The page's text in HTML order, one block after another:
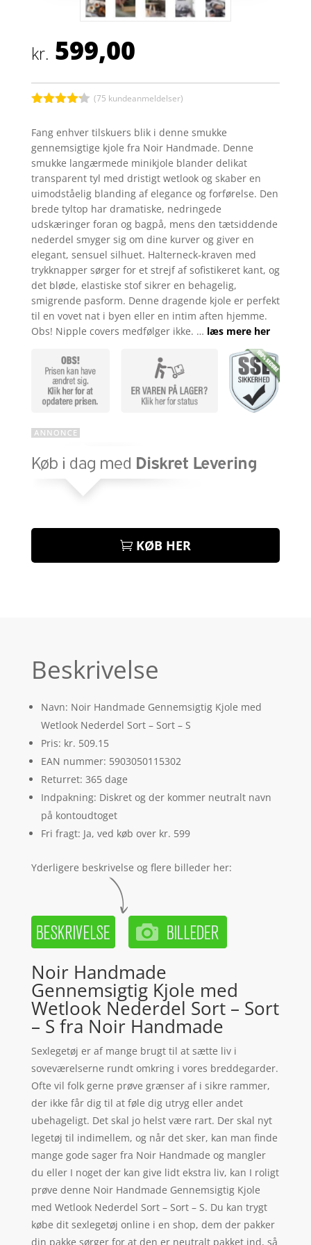
kr. 599,00
ud af 5
baseret
på
kundebedø
mmelser
(75 kundeanmeldelser)
Fang enhver tilskuers blik i denne smukke
gennemsigtige kjole fra Noir Handmade. Denne
smukke langærmede minikjole blander delikat
transparent tyl med dristigt wetlook og skaber en
uimodståelig blanding af elegance og forførelse. Den
brede tyltop har dramatiske, nedringede
udskæringer foran og bagpå, mens den tætsiddende
nederdel smyger sig om dine kurver og giver en
elegant, sensuel silhuet. Halterneck-kraven med
trykknapper sørger for et strejf af sofistikeret kant, og
det bløde, elastiske stof sikrer en behagelig,
smigrende pasform. Denne dragende kjole er perfekt
til en vovet nat i byen eller en intim aften hjemme.
Obs! Nipple covers medfølger ikke. … læs mere her
KØB HER
Beskrivelse
Navn: Noir Handmade Gennemsigtig Kjole med
Wetlook Nederdel Sort – Sort – S
Pris: kr. 509.15
EAN nummer: 5903050115302
Returret: 365 dage
Indpakning: Diskret og der kommer neutralt navn
på kontoudtoget
Fri fragt: Ja, ved køb over kr. 599
Yderligere beskrivelse og flere billeder her:
Noir Handmade
Gennemsigtig Kjole med
Wetlook Nederdel Sort – Sort
– S fra Noir Handmade
Sexlegetøj er af mange brugt til at sætte liv i
soveværelserne rundt omkring i vores breddegarder.
Ofte vil folk gerne prøve grænser af i sikre rammer,
der ikke får dig til at føle dig utryg eller andet
ubehageligt. Det skal jo helst være rart. Der skal nyt
legetøj til indimellem, og når det sker, kan man finde
mange gode sager fra Noir Handmade og mangler
du eller I noget der kan give lidt ekstra liv, kan I roligt
prøve denne Noir Handmade Gennemsigtig Kjole
med Wetlook Nederdel Sort – Sort – S. Du kan trygt
købe dit sexlegetøj online i en shop, dem der pakker
din pakke sørger for at den er neutralt pakket ind, så